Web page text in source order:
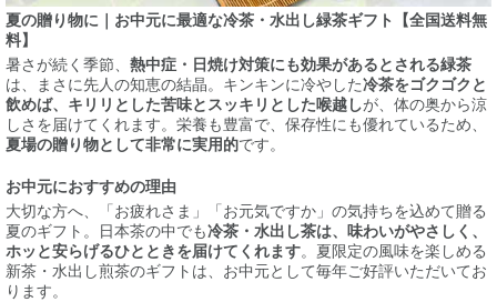
夏の贈り物に｜お中元に最適な冷茶・水出し緑茶ギフト【全国送料無
料】
暑さが続く季節、 熱中症・日焼け対策にも効果があるとされる緑茶
は、まさに先人の知恵の結晶。キンキンに冷やした冷茶をゴクゴクと
飲めば、キリリとした苦味とスッキリとした喉越しが、体の奥から涼
しさを届けてくれます。栄養も豊富で、保存性にも優れているため、
夏場の贈り物として非常に実用的です。
お中元におすすめの理由
大切な方へ、「お疲れさま」「お元気ですか」の気持ちを込めて贈る
夏のギフト。日本茶の中でも冷茶・水出し茶は、味わいがやさしく、
ホッと安らげるひとときを届けてくれます。夏限定の風味を楽しめる
新茶・水出し煎茶のギフトは、お中元として毎年ご好評いただいてお
ります。